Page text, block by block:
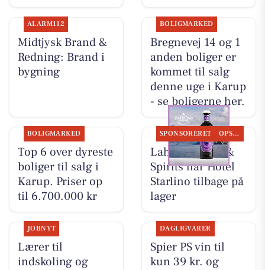
ALARM112
Midtjysk Brand &
Redning: Brand i
bygning
BOLIGMARKED
Bregnevej 14 og 1
anden boliger er
kommet til salg
denne uge i Karup
- se boligerne her.
BOLIGMARKED
Top 6 over dyreste
boliger til salg i
Karup. Priser op
til 6.700.000 kr
SPONSORERET OPSLAGSTAVLEN
Lahvino Wine &
Spirits har Hotel
Starlino tilbage på
lager
JOBNYT
Lærer til
indskoling og
DAGLIGVARER
Spier PS vin til
kun 39 kr. og